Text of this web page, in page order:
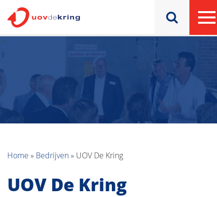
Home » Bedrijven» UOV De Kring
UOV De Kring